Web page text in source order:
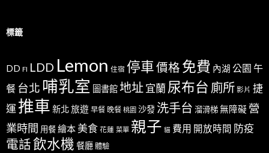
標籤
DD FI LDD Lemon 住宿 停車價格 免費 內湖 公園 午
餐 台北 哺乳室 圖書館地址宜蘭尿布台 廁所 影片 捷
運推車 新北旅遊 早餐 晚餐 桃園 沙發 洗手台 溜滑梯無障礙 營
業時間 用餐繪本 美食 花蓮 菜單 親子 貓 費用 開放時間 防疫
電話飲水機 餐廳 體驗